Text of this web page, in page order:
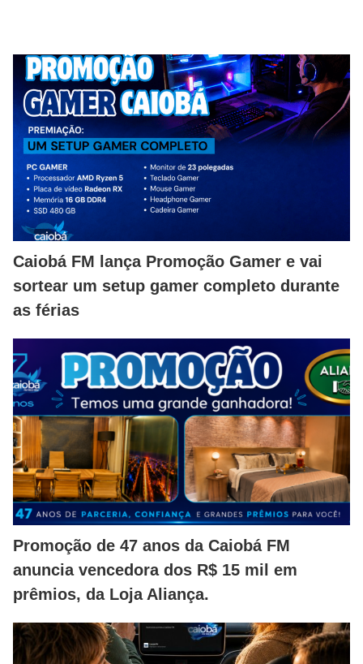
Caiobá FM lança Promoção Gamer e vai
sortear um setup gamer completo durante
as férias
Promoção de 47 anos da Caiobá FM
anuncia vencedora dos R$ 15 mil em
prêmios, da Loja Aliança.